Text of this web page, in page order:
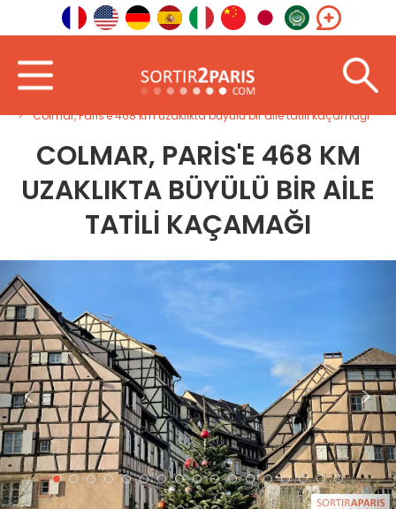
Colmar, Paris'e 468 km uzaklıkta büyülü bir aile tatili kaçamağı
COLMAR, PARIS'E 468 KM
UZAKLIKTA BÜYÜLÜ BIR AILE
TATILI KAÇAMAĞI
< >